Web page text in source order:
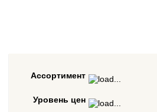
Ассортимент
Уровень цен